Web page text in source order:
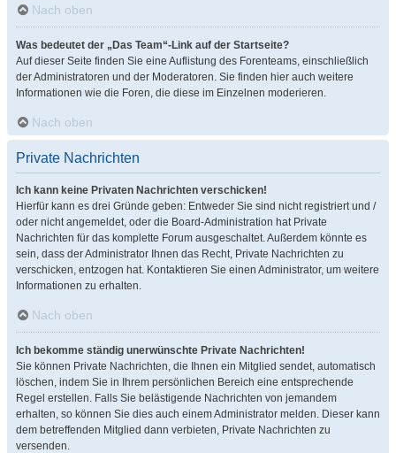
Nach oben
Was bedeutet der „Das Team“-Link auf der Startseite?
Auf dieser Seite finden Sie eine Auflistung des Forenteams, einschließlich
der Administratoren und der Moderatoren. Sie finden hier auch weitere
Informationen wie die Foren, die diese im Einzelnen moderieren.
Nach oben
Private Nachrichten
Ich kann keine Privaten Nachrichten verschicken!
Hierfür kann es drei Gründe geben: Entweder Sie sind nicht registriert und /
oder nicht angemeldet, oder die Board-Administration hat Private
Nachrichten für das komplette Forum ausgeschaltet. Außerdem könnte es
sein, dass der Administrator Ihnen das Recht, Private Nachrichten zu
verschicken, entzogen hat. Kontaktieren Sie einen Administrator, um weitere
Informationen zu erhalten.
Nach oben
Ich bekomme ständig unerwünschte Private Nachrichten!
Sie können Private Nachrichten, die Ihnen ein Mitglied sendet, automatisch
löschen, indem Sie in Ihrem persönlichen Bereich eine entsprechende
Regel erstellen. Falls Sie belästigende Nachrichten von jemandem
erhalten, so können Sie dies auch einem Administrator melden. Dieser kann
dem betreffenden Mitglied dann verbieten, Private Nachrichten zu
versenden.